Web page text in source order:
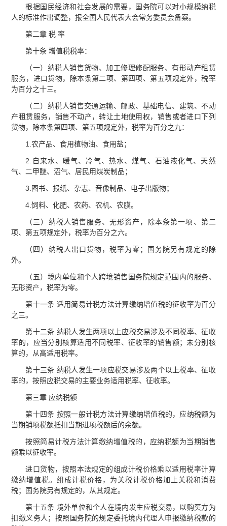
根据国民经济和社会发展的需要，国务院可以对小规模纳税
人的标准作出调整，报全国人民代表大会常务委员会备案。
第二章 税 率
第十条 增值税税率：
（一）纳税人销售货物、加工修理修配服务、有形动产租赁
服务，进口货物，除本条第二项、第四项、第五项规定外，税率
为百分之十三。
（二）纳税人销售交通运输、邮政、基础电信、建筑、不动
产租赁服务，销售不动产，转让土地使用权，销售或者进口下列
货物，除本条第四项、第五项规定外，税率为百分之九：
1.农产品、食用植物油、食用盐；
2.自来水、暖气、冷气、热水、煤气、石油液化气、天然
气、二甲醚、沼气、居民用煤炭制品；
3.图书、报纸、杂志、音像制品、电子出版物；
4.饲料、化肥、农药、农机、农膜。
（三）纳税人销售服务、无形资产，除本条第一项、第二
项、第五项规定外，税率为百分之六。
（四）纳税人出口货物，税率为零；国务院另有规定的除
外。
（五）境内单位和个人跨境销售国务院规定范围内的服务、
无形资产，税率为零。
第十一条 适用简易计税方法计算缴纳增值税的征收率为百分
之三。
第十二条 纳税人发生两项以上应税交易涉及不同税率、征收
率的，应当分别核算适用不同税率、征收率的销售额；未分别核
算的，从高适用税率。
第十三条 纳税人发生一项应税交易涉及两个以上税率、征收
率的，按照应税交易的主要业务适用税率、征收率。
第三章 应纳税额
第十四条 按照一般计税方法计算缴纳增值税的，应纳税额为
当期销项税额抵扣当期进项税额后的余额。
按照简易计税方法计算缴纳增值税的，应纳税额为当期销售
额乘以征收率。
进口货物，按照本法规定的组成计税价格乘以适用税率计算
缴纳增值税。组成计税价格，为关税计税价格加上关税和消费
税；国务院另有规定的，从其规定。
第十五条 境外单位和个人在境内发生应税交易，以购买方为
扣缴义务人；按照国务院的规定委托境内代理人申报缴纳税款的